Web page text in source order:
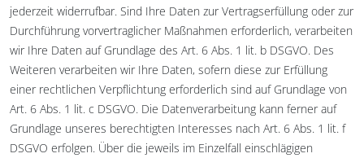
jederzeit widerrufbar. Sind Ihre Daten zur Vertragserfüllung oder zur
Durchführung vorvertraglicher Maßnahmen erforderlich, verarbeiten
wir Ihre Daten auf Grundlage des Art. 6 Abs. 1 lit. b DSGVO. Des
Weiteren verarbeiten wir Ihre Daten, sofern diese zur Erfüllung
einer rechtlichen Verpflichtung erforderlich sind auf Grundlage von
Art. 6 Abs. 1 lit. c DSGVO. Die Datenverarbeitung kann ferner auf
Grundlage unseres berechtigten Interesses nach Art. 6 Abs. 1 lit. f
DSGVO erfolgen. Über die jeweils im Einzelfall einschlägigen